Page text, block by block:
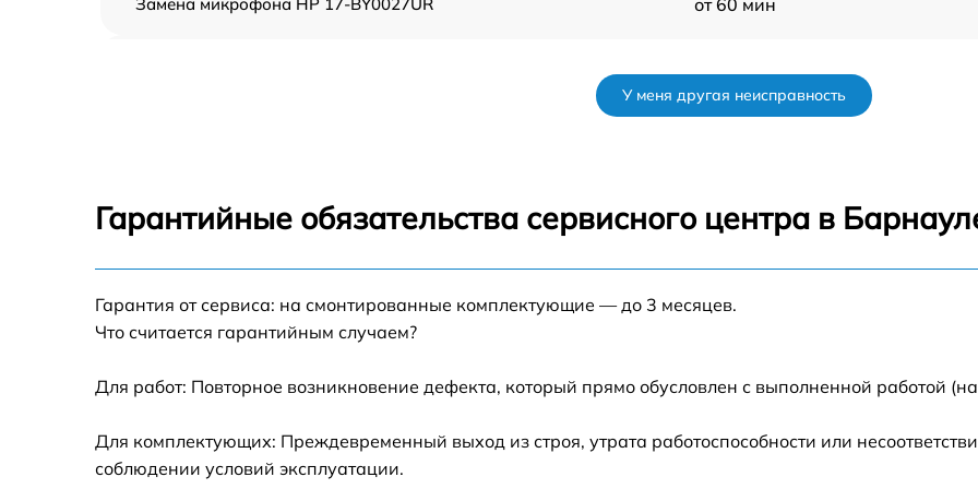
от 60 мин
Замена шлейфа матрицы HP 17-BY0027UR от 60 мин
порта) HP 17-BY0027UR
Замена северного моста HP 17-BY0027UR от 80 мин
У меня другая неисправность
Гарантийные обязательства сервисного центра в
Гарантия от сервиса: на смонтированные комплектующие — до 3 месяцев.
Что считается гарантийным случаем?
Для работ: Повторное возникновение дефекта, который прямо обусловлен с выполненной работой
Для комплектующих: Преждевременный выход из строя, утрата работоспособности или
соблюдении условий эксплуатации.